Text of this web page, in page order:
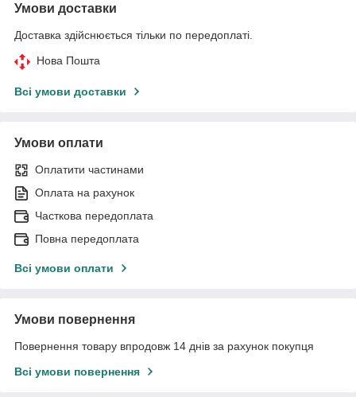
Умови доставки
Доставка здійснюється тільки по передоплаті.
Нова Пошта
Всі умови доставки
Умови оплати
Оплатити частинами
Оплата на рахунок
Часткова передоплата
Повна передоплата
Всі умови оплати
Умови повернення
Повернення товару впродовж 14 днів за рахунок покупця
Всі умови повернення